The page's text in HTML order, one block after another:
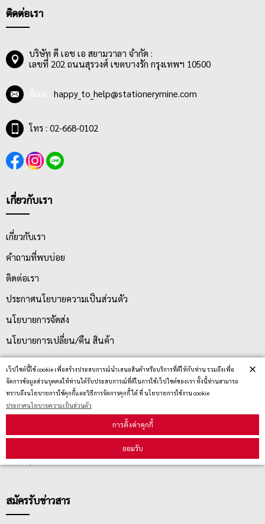
เว็ปไซต์นี้ใช้ cookie เพื่อสร้างประสบการณ์นำเสนอสินค้าหรือบริการที่ดีให้กับท่าน รวมถึงเพื่อ
จัดการข้อมูลส่วนบุคคลให้ท่านได้รับประสบการณ์ที่ดีในการใช้เว็ปไซต์ของเรา ทั้งนี้ท่านสามารถ
ทราบถึงนโยบายการใช้คุกกี้และวิธีการจัดการคุกกี้ ได้ ที่ นโยบายการใช้งาน cookie
ประกาศนโยบายความเป็นส่วนตัว
การตั้งค่าคุกกี้
ยอมรับ
×
ติดต่อเรา
บริษัท ดี เอช เอ สยามวาลา จำกัด :
เลขที่ 202 ถนนสุรวงศ์ เขตบางรัก กรุงเทพฯ 10500
happy_to_help@stationerymine.com
โทร : 02-668-0102
เกี่ยวกับเรา
เกี่ยวกับเรา
คำถามที่พบบ่อย
ติดต่อเรา
ประกาศนโยบายความเป็นส่วนตัว
นโยบายการจัดส่ง
นโยบายการเปลี่ยน/คืน สินค้า
บริการลูกค้า
ตรวจสอบสถานะสินค้า
คู่มือนักช้อป
วิธีลบคุกกี้
สมัครรับข่าวสาร